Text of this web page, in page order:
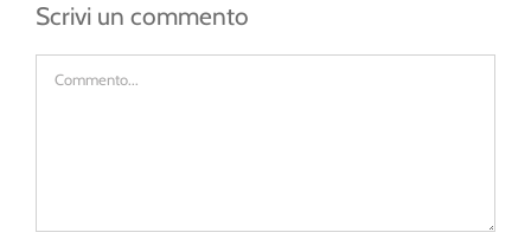
Scrivi un commento